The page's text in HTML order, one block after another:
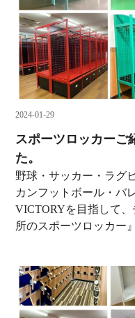
2024-01-29
スポーツロッカーご
た。
野球・サッカー・ラグ
カンフットボール・バ
VICTORYを目指して
所のスポーツロッカー』